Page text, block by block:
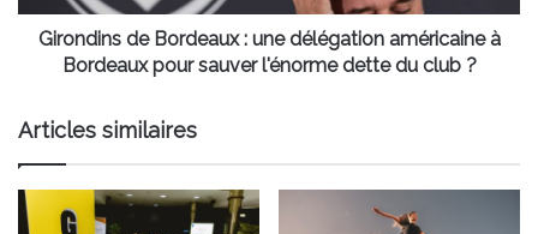
Bordeaux
pour
sauver
du
club
?
Girondins de Bordeaux : une délégation américaine à
Bordeaux pour sauver l'énorme dette du club ?
Articles similaires